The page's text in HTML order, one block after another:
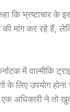
कि भ्रष्टाचार के
मांग कर रहे हैं,
में वाल्मीकि
के लिए उपयोग
अधिकारी ने तो